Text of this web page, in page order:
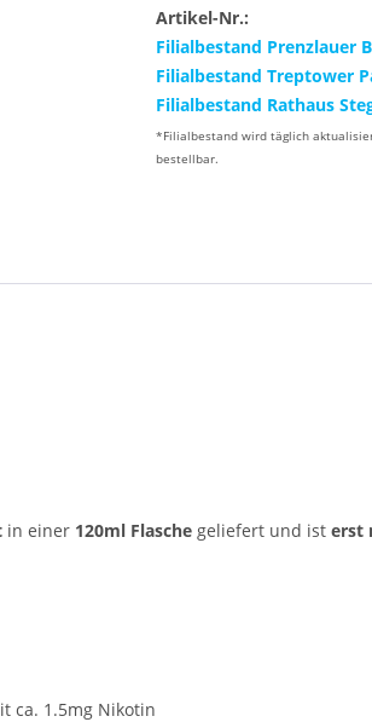
Artikel-Nr.:
Filialbestand Prenzlauer
Filialbestand Treptower
Filialbestand Rathaus
*Filialbestand wird täglich
bestellbar.
in einer 120ml Flasche geliefert und ist erst
ca. 1.5mg Nikotin